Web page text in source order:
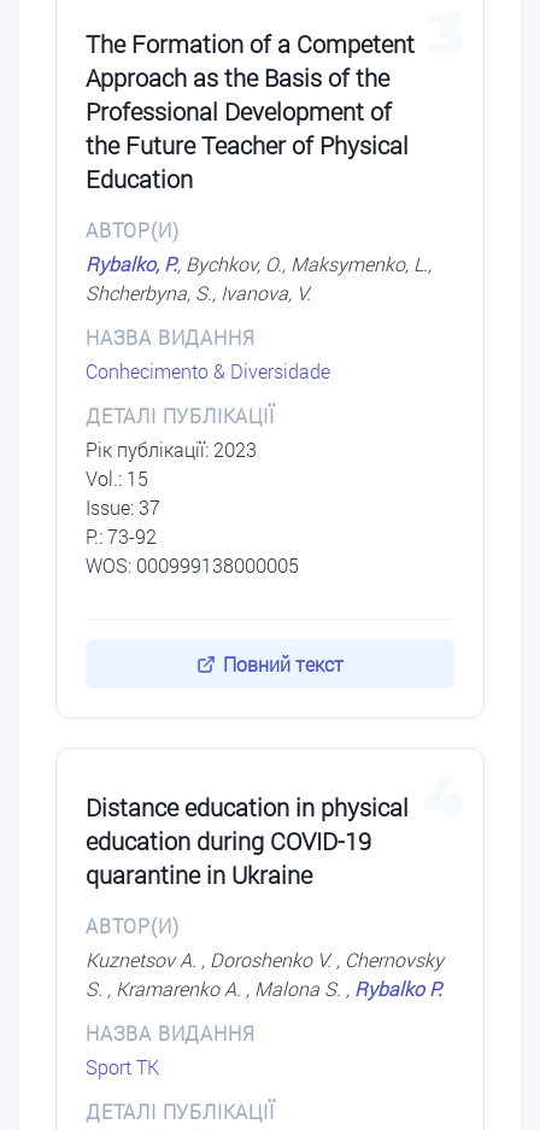
The Formation of a Competent
Approach as the Basis of the
Professional Development of
the Future Teacher of Physical
Education
АВТОР(И)
Rybalko, P., Bychkov, O., Maksymenko, L.,
Shcherbyna, S., Ivanova, V.
НАЗВА ВИДАННЯ
Conhecimento & Diversidade
ДЕТАЛІ ПУБЛІКАЦІЇ
Рік публікації: 2023
Vol.: 15
Issue: 37
P.: 73-92
WOS: 000999138000005
Повний текст
Distance education in physical
education during COVID-19
quarantine in Ukraine
АВТОР(И)
Kuznetsov A. , Doroshenko V. , Chernovsky
S. , Kramarenko A. , Malona S. , Rybalko P.
НАЗВА ВИДАННЯ
Sport TK
ДЕТАЛІ ПУБЛІКАЦІЇ